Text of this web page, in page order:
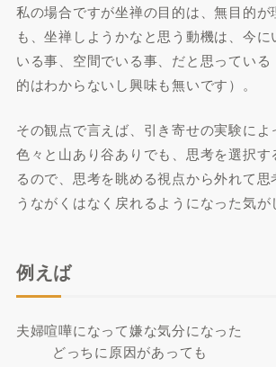
私の場合ですが坐禅の目的は、無目的が
も、坐禅しようかなと思う動機は、今
いる事、空間でいる事、だと思っている
的はわからないし興味も無いです）。
その観点で言えば、引き寄せの実験に
色々と山あり谷ありでも、思考を選択す
るので、思考を眺める視点から外れて
うながくはなく戻れるようになった気が
例えば
夫婦喧嘩になって嫌な気分になった
どっちに原因があっても